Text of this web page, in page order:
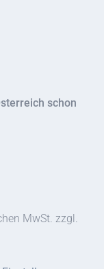
schon
MwSt. zzgl.